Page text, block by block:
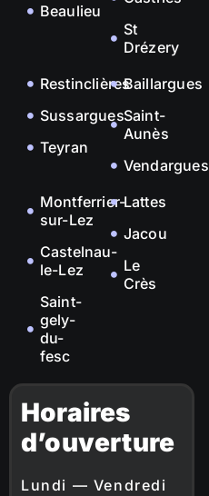
Beaulieu
St
Drézery
Restinclières
Sussargues
Teyran
Baillargues
Saint-
Aunès
Vendargues
Montferrier-
sur-Lez
Castelnau-
le-Lez
Saint-
gely-
du-
fesc
Lattes
Jacou
Le
Crès
Horaires
d’ouverture
Lundi — Vendredi